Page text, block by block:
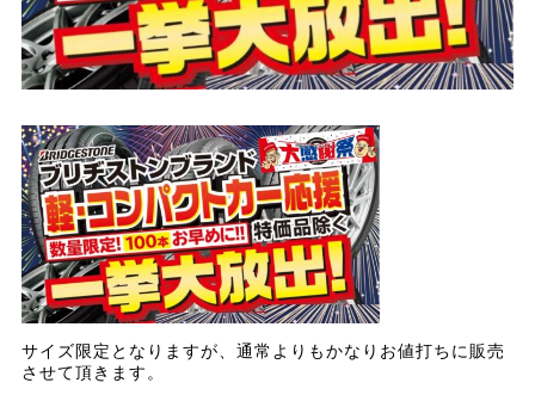
サイズ限定となりますが、通常よりもかなりお値打ちに販売
させて頂きます。